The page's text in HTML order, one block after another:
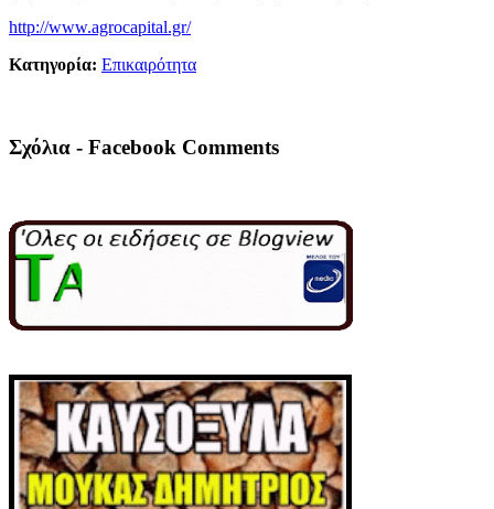
http://www.agrocapital.gr/
Κατηγορία: Επικαιρότητα
Σχόλια - Facebook Comments